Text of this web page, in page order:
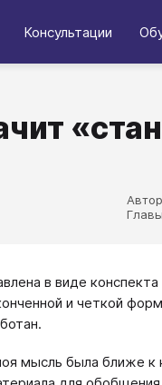
Консультации
в виде
и четкой
мысль была ближе к